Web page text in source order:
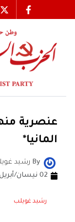
عنصرية
المانيا*
By رشيد
02 نيسان/أبريل 2023
رشيد غويلب